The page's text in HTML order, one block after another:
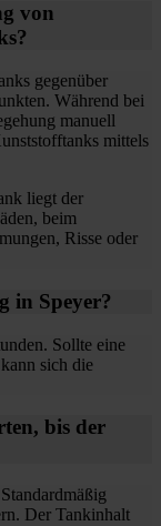
von
gegenüber
Während bei
manuell
mittels
liegt der
beim
Risse oder
in Speyer?
Sollte eine
sich die
bis der
Der Tankinhalt